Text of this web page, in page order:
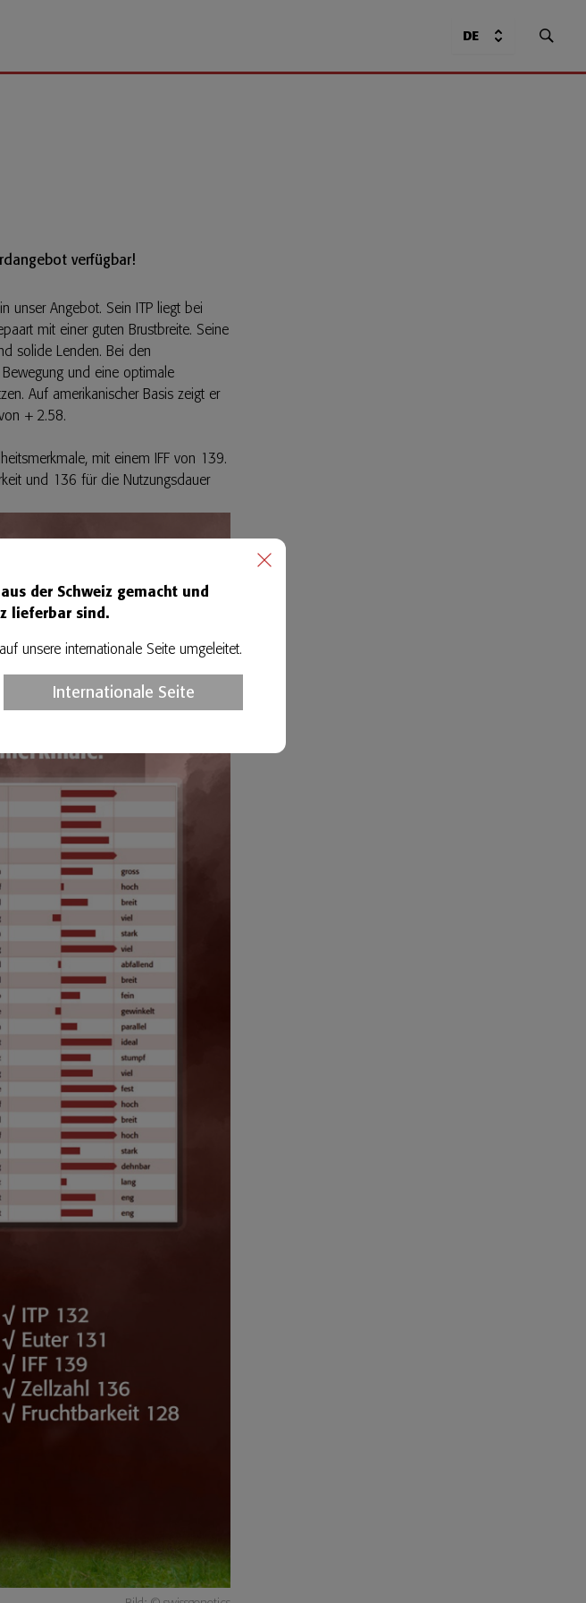
der Schweiz gemacht und
lieferbar sind.
unsere internationale Seite umgeleitet.
Internationale Seite
DE
verfügbar!
unser Angebot. Sein ITP liegt bei
mit einer guten Brustbreite. Seine
solide Lenden. Bei den
und eine optimale
Auf amerikanischer Basis zeigt er
+ 2.58.
mit einem IFF von 139.
und 136 für die Nutzungsdauer